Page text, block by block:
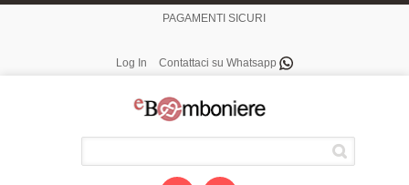
PAGAMENTI SICURI
Log In Contattaci su Whatsapp